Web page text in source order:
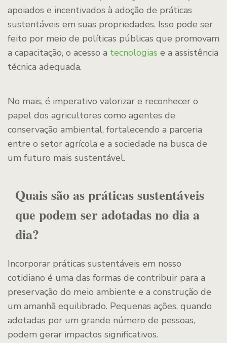
apoiados e incentivados à adoção de práticas
sustentáveis em suas propriedades. Isso pode ser
feito por meio de políticas públicas que promovam
a capacitação, o acesso a tecnologias e a assistência
técnica adequada.
No mais, é imperativo valorizar e reconhecer o
papel dos agricultores como agentes de
conservação ambiental, fortalecendo a parceria
entre o setor agrícola e a sociedade na busca de
um futuro mais sustentável.
Quais são as práticas sustentáveis
que podem ser adotadas no dia a
dia?
Incorporar práticas sustentáveis em nosso
cotidiano é uma das formas de contribuir para a
preservação do meio ambiente e a construção de
um amanhã equilibrado. Pequenas ações, quando
adotadas por um grande número de pessoas,
podem gerar impactos significativos.